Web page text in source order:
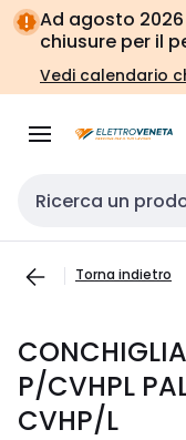
Vai alla
navigazione
Vai
alla
pagina
Ad agosto
chiusure per il
Vedi calendario
Cerca input
Torna indietro
P/CVHPL
CVHP/L